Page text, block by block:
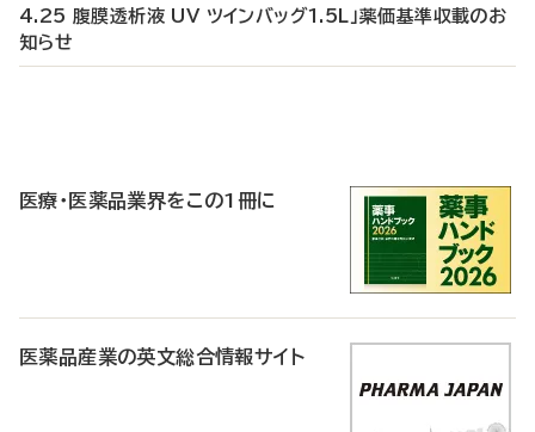
4.25 腹膜透析液 UV ツインバッグ1.5L」薬価基準収載のお
知らせ
医療・医薬品業界をこの1冊に
医薬品産業の英文総合情報サイト